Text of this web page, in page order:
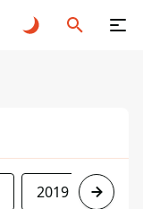
2019 2020